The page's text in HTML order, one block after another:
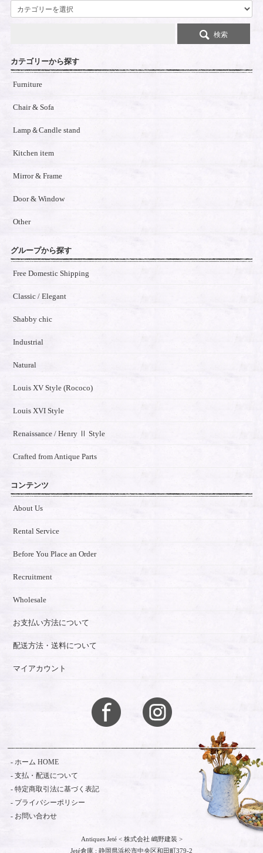
検索
カテゴリーから探す
Furniture
Chair & Sofa
Lamp＆Candle stand
Kitchen item
Mirror & Frame
Door & Window
Other
グループから探す
Free Domestic Shipping
Classic / Elegant
Shabby chic
Industrial
Natural
Louis XV Style (Rococo)
Louis XVI Style
Renaissance / Henry Ⅱ Style
Crafted from Antique Parts
コンテンツ
About Us
Rental Service
Before You Place an Order
Recruitment
Wholesale
お支払い方法について
配送方法・送料について
マイアカウント
ホーム HOME
支払・配送について
特定商取引法に基づく表記
プライバシーポリシー
お問い合わせ
Antiques Jeté < 株式会社 嶋野建装 >
Jeté倉庫 : 静岡県浜松市中央区和田町379-2